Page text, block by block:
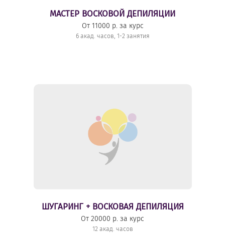
МАСТЕР ВОСКОВОЙ ДЕПИЛЯЦИИ
От 11000 р. за курс
6 акад. часов, 1-2 занятия
ШУГАРИНГ + ВОСКОВАЯ ДЕПИЛЯЦИЯ
От 20000 р. за курс
12 акад. часов